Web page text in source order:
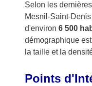
Selon les
Mesnil-Saint-
d'environ 6 500
démographique
la taille et la
Points